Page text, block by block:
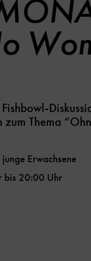
Thema
Erwachsene
bis 20:00 Uhr